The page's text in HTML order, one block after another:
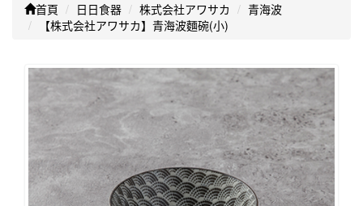
首頁 日日食器 株式会社アワサカ
青海波
【株式会社アワサカ】青海波麵碗(小)